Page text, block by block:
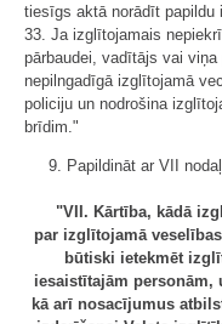
tiesīgs aktā norādīt papildu
33. Ja izglītojamais
pārbaudei, vadītājs vai
nepilngadīgā izglītojamā
policiju un nodrošina
brīdim."
9. Papildināt ar VII
"VII. Kārtība, kādā
par izglītojamā
būtiski ietekmēt
iesaistītajām personām,
kā arī nosacījumus